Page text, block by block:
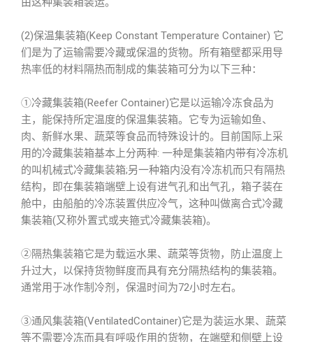
(2)保温集装箱(Keep Constant Temperature Container) 它
们是为了运输需要冷藏或保温的货物。所有箱壁都采用导
热率低的材料隔热而制成的集装箱可分为以下三种：
①冷藏集装箱(Reefer Container)它是以运输冷冻食品为
主，能保持所定温度的保温集装箱。它专为运输如鱼、
肉、新鲜水果、蔬菜等食品而特殊设计的。目前国际上采
用的冷藏集装箱基本上分两种: 一种是集装箱内带有冷冻机
的叫机械式冷藏集装箱;另一种箱内没有冷冻机而只有隔热
结构，即在集装箱端壁上设有进气孔和出气孔，箱子装在
舱中，由船舶的冷冻装置供应冷气，这种叫做离合式冷藏
集装箱(又称外置式或夹箍式冷藏集装箱)。
②隔热集装箱它是为载运水果、蔬菜等货物，防止温度上
升过大，以保持货物鲜度而具有充分隔热结构的集装箱。
通常用于冰作制冷剂，保温时间为72小时左右。
③通风集装箱(VentilatedContainer)它是为装运水果、蔬菜
等不需要冷冻而具有呼吸作用的货物，在端壁和侧壁上设